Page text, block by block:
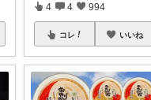
4 4 994
コレ いいね